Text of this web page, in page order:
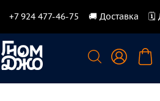
+7 924 477-46-75 🚚 Доставка 🗓️